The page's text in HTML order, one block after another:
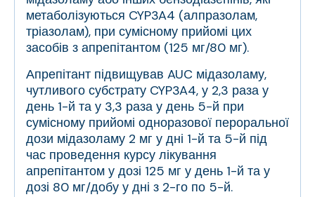
метаболізуються CYP3A4 (алпразолам,
тріазолам), при сумісному прийомі цих
засобів з апрепітантом (125 мг/80 мг).
Апрепітант підвищував AUC мідазоламу,
чутливого субстрату CYP3A4, у 2,3 раза у
день 1-й та у 3,3 раза у день 5-й при
сумісному прийомі одноразової пероральної
дози мідазоламу 2 мг у дні 1-й та 5-й під
час проведення курсу лікування
апрепітантом у дозі 125 мг у день 1-й та у
дозі 80 мг/добу у дні з 2-го по 5-й.